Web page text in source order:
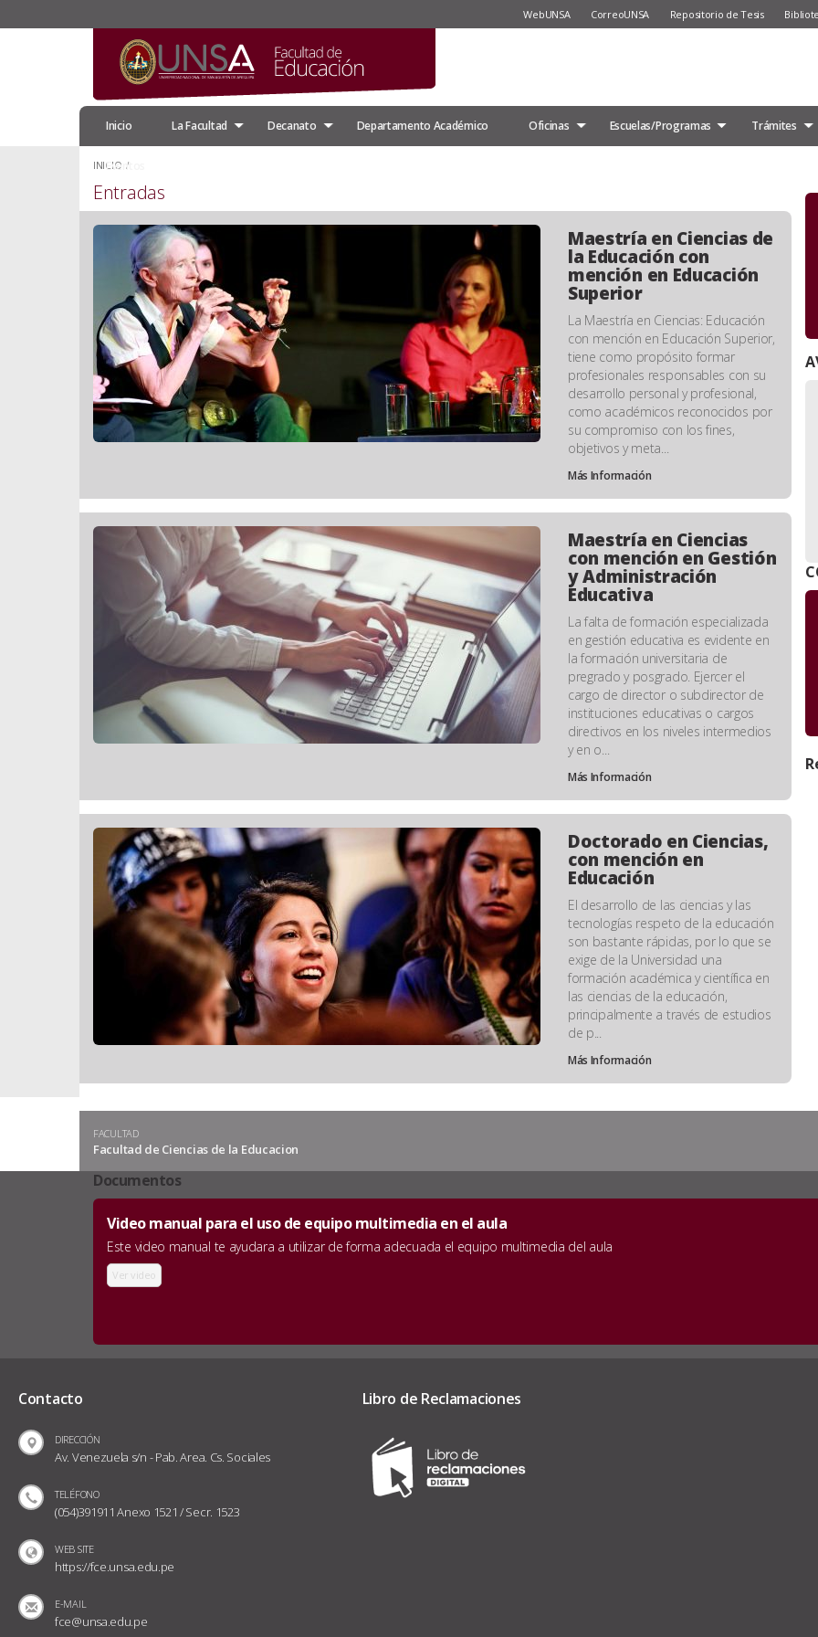
WebUNSA CorreoUNSA Repositorio de Tesis
Inicio La Facultad Decanato Departamento Académico Oficinas Escuelas/Programas Trámites
Eventos
INICIO /
Entradas
Maestría en Ciencias de
la Educación con
mención en Educación
Superior
La Maestría en Ciencias: Educación
con mención en Educación Superior,
tiene como propósito formar
profesionales responsables con su
desarrollo personal y profesional,
como académicos reconocidos por
su compromiso con los fines,
objetivos y meta...
Más Información
Maestría en Ciencias
con mención en Gestión
y Administración
Educativa
La falta de formación especializada
en gestión educativa es evidente en
la formación universitaria de
pregrado y posgrado. Ejercer el
cargo de director o subdirector de
instituciones educativas o cargos
directivos en los niveles intermedios
y en o...
Más Información
Doctorado en Ciencias,
con mención en
Educación
El desarrollo de las ciencias y las
tecnologías respeto de la educación
son bastante rápidas, por lo que se
exige de la Universidad una
formación académica y científica en
las ciencias de la educación,
principalmente a través de estudios
de p...
Más Información
FACULTAD
Facultad de Ciencias de la Educacion
Documentos
Video manual para el uso de equipo multimedia en el aula
Este video manual te ayudara a utilizar de forma adecuada el equipo multimedia del aula
Ver video
Contacto
DIRECCIÓN
Av. Venezuela s/n - Pab. Area. Cs. Sociales
TELÉFONO
(054)391911 Anexo 1521 / Secr. 1523
WEB SITE
https://fce.unsa.edu.pe
E-MAIL
fce@unsa.edu.pe
Libro de Reclamaciones